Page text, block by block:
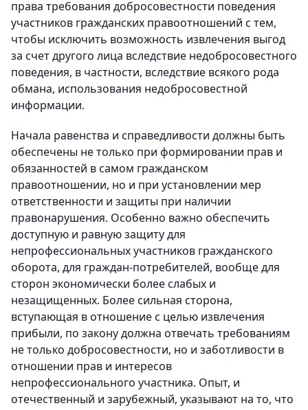
права требования добросовестности поведения
участников гражданских правоотношений с тем,
чтобы исключить возможность извлечения выгод
за счет другого лица вследствие недобросовестного
поведения, в частности, вследствие всякого рода
обмана, использования недобросовестной
информации.
Начала равенства и справедливости должны быть
обеспечены не только при формировании прав и
обязанностей в самом гражданском
правоотношении, но и при установлении мер
ответственности и защиты при наличии
правонарушения. Особенно важно обеспечить
доступную и равную защиту для
непрофессиональных участников гражданского
оборота, для граждан-потребителей, вообще для
сторон экономически более слабых и
незащищенных. Более сильная сторона,
вступающая в отношение с целью извлечения
прибыли, по закону должна отвечать требованиям
не только добросовестности, но и заботливости в
отношении прав и интересов
непрофессионального участника. Опыт, и
отечественный и зарубежный, указывают на то, что